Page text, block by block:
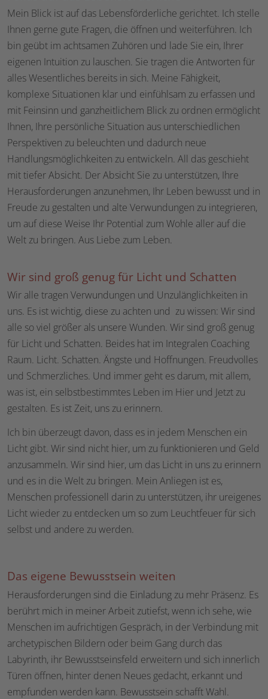
Mein Blick ist auf das Lebensförderliche gerichtet. Ich stelle
Ihnen gerne gute Fragen, die öffnen und weiterführen. Ich
bin geübt im achtsamen Zuhören und lade Sie ein, Ihrer
eigenen Intuition zu lauschen. Sie tragen die Antworten für
alles Wesentliches bereits in sich. Meine Fähigkeit,
komplexe Situationen klar und einfühlsam zu erfassen und
mit Feinsinn und ganzheitlichem Blick zu ordnen ermöglicht
Ihnen, Ihre persönliche Situation aus unterschiedlichen
Perspektiven zu beleuchten und dadurch neue
Handlungsmöglichkeiten zu entwickeln. All das geschieht
mit tiefer Absicht. Der Absicht Sie zu unterstützen, Ihre
Herausforderungen anzunehmen, Ihr Leben bewusst und in
Freude zu gestalten und alte Verwundungen zu integrieren,
um auf diese Weise Ihr Potential zum Wohle aller auf die
Welt zu bringen. Aus Liebe zum Leben.
Wir sind groß genug für Licht und Schatten
Wir alle tragen Verwundungen und Unzulänglichkeiten in
uns. Es ist wichtig, diese zu achten und zu wissen: Wir sind
alle so viel größer als unsere Wunden. Wir sind groß genug
für Licht und Schatten. Beides hat im Integralen Coaching
Raum. Licht. Schatten. Ängste und Hoffnungen. Freudvolles
und Schmerzliches. Und immer geht es darum, mit allem,
was ist, ein selbstbestimmtes Leben im Hier und Jetzt zu
gestalten. Es ist Zeit, uns zu erinnern.
Ich bin überzeugt davon, dass es in jedem Menschen ein
Licht gibt. Wir sind nicht hier, um zu funktionieren und Geld
anzusammeln. Wir sind hier, um das Licht in uns zu erinnern
und es in die Welt zu bringen. Mein Anliegen ist es,
Menschen professionell darin zu unterstützen, ihr ureigenes
Licht wieder zu entdecken um so zum Leuchtfeuer für sich
selbst und andere zu werden.
Das eigene Bewusstsein weiten
Herausforderungen sind die Einladung zu mehr Präsenz. Es
berührt mich in meiner Arbeit zutiefst, wenn ich sehe, wie
Menschen im aufrichtigen Gespräch, in der Verbindung mit
archetypischen Bildern oder beim Gang durch das
Labyrinth, ihr Bewusstseinsfeld erweitern und sich innerlich
Türen öffnen, hinter denen Neues gedacht, erkannt und
empfunden werden kann. Bewusstsein schafft Wahl.